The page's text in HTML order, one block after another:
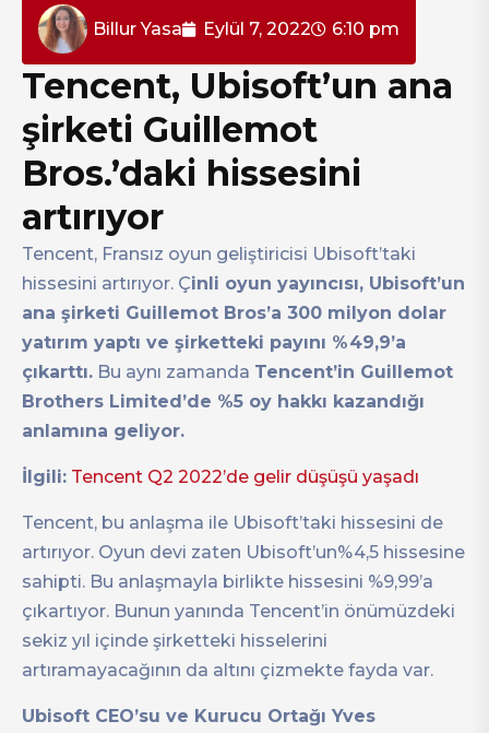
Billur Yasa Eylül 7, 2022 6:10 pm
Tencent, Ubisoft’un ana
şirketi Guillemot
Bros.’daki hissesini
artırıyor
Tencent, Fransız oyun geliştiricisi Ubisoft’taki
hissesini artırıyor. Çinli oyun yayıncısı, Ubisoft’un
ana şirketi Guillemot Bros’a 300 milyon dolar
yatırım yaptı ve şirketteki payını %49,9’a
çıkarttı. Bu aynı zamanda Tencent’in Guillemot
Brothers Limited’de %5 oy hakkı kazandığı
anlamına geliyor.
İlgili: Tencent Q2 2022’de gelir düşüşü yaşadı
Tencent, bu anlaşma ile Ubisoft’taki hissesini de
artırıyor. Oyun devi zaten Ubisoft’un%4,5 hissesine
sahipti. Bu anlaşmayla birlikte hissesini %9,99’a
çıkartıyor. Bunun yanında Tencent’in önümüzdeki
sekiz yıl içinde şirketteki hisselerini
artıramayacağının da altını çizmekte fayda var.
Ubisoft CEO’su ve Kurucu Ortağı Yves